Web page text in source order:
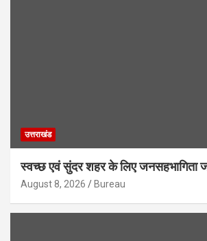
उत्तराखंड
स्वच्छ एवं सुंदर शहर के लिए जनसहभागिता
August 8, 2026 Bureau